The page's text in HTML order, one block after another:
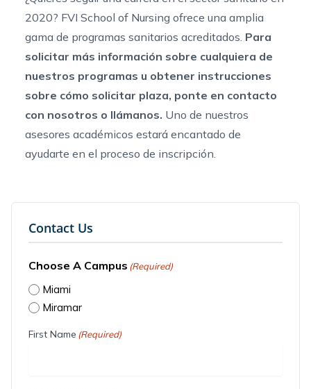
2020? FVI School of Nursing ofrece una amplia
gama de programas sanitarios acreditados. Para
solicitar más información sobre cualquiera de
nuestros programas u obtener instrucciones
sobre cómo solicitar plaza, ponte en contacto
con nosotros o llámanos. Uno de nuestros
asesores académicos estará encantado de
ayudarte en el proceso de inscripción.
Contact Us
Choose A Campus (Required)
Miami
Miramar
First Name (Required)